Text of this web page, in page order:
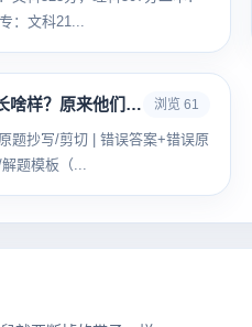
：文科21...
2021年高考状元的错题本长啥样？原来他们这样整理错题 浏览 61
题抄写/剪切 | 错误答案+错误原
题模板（...